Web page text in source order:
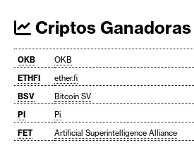
Criptos Ganadoras
OKB OKB
ETHFI
ether.fi
BSV
Bitcoin SV
PI
Pi
FET
Artificial Superintelligence Alliance